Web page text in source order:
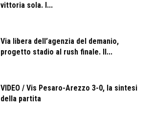
vittoria sola. I...
Via libera dell’agenzia del demanio,
progetto stadio al rush finale. Il...
VIDEO / Vis Pesaro-Arezzo 3-0, la sintesi
della partita